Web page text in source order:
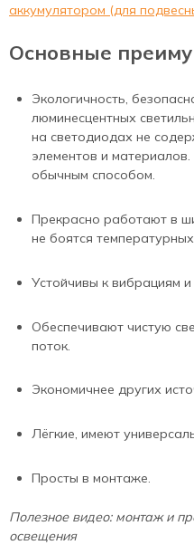
аккумулятором (для
Основные
Экологичность,
люминесцентных
на светодиодах не
элементов и
обычным способом.
Прекрасно работают в
не боятся
Устойчивы к вибрациям
Обеспечивают чистую
поток.
Экономичнее других
Лёгкие, имеют
Просты в монтаже.
Полезное видео: монтаж и
освещения